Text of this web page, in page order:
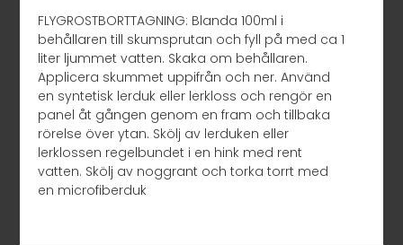
FLYGROSTBORTTAGNING: Blanda 100ml i
behållaren till skumsprutan och fyll på med ca 1
liter ljummet vatten. Skaka om behållaren.
Applicera skummet uppifrån och ner. Använd
en syntetisk lerduk eller lerkloss och rengör en
panel åt gången genom en fram och tillbaka
rörelse över ytan. Skölj av lerduken eller
lerklossen regelbundet i en hink med rent
vatten. Skölj av noggrant och torka torrt med
en microfiberduk